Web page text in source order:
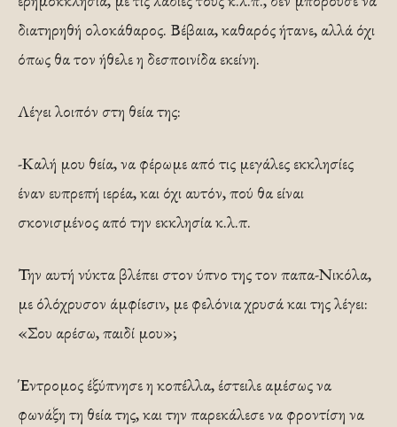
διατηρηθή ολοκάθαρος. Βέβαια, καθαρός ήτα­νε, αλλά όχι
όπως θα τον ήθελε η δεσποινίδα εκείνη.
Λέγει λοιπόν στη θεία της:
-Καλή μου θεία, να φέρωμε από τις μεγάλες εκκλησίες
έναν ευπρεπή ιερέα, και όχι αυτόν, πού θα είναι
σκονισμένος από την εκκλησία κ.λ.π.
Την αυτή νύκτα βλέπει στον ύπνο της τον παπα-Νικόλα,
με όλόχρυσον άμφίεσιν, με φελόνια χρυσά και της λέγει:
«Σου αρέσω, παιδί μου»;
Έντρομος έξύπνησε η κοπέλλα, έστειλε αμέσως να
φωνάξη τη θεία της, και την παρεκάλεσε να φροντίση να